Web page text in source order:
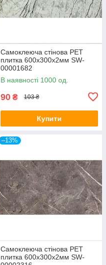
Самоклеюча стінова PET
плитка 600х300х2мм SW-
00001682
В наявності 1000 од.
90 ₴ 103 ₴
Купити
–13%
Самоклеюча стінова PET
плитка 600х300х2мм SW-